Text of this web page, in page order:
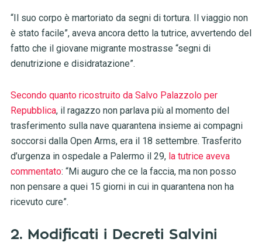
“Il suo corpo è martoriato da segni di tortura. Il viaggio non
è stato facile”, aveva ancora detto la tutrice, avvertendo del
fatto che il giovane migrante mostrasse “segni di
denutrizione e disidratazione”.
Secondo quanto ricostruito da Salvo Palazzolo per
Repubblica, il ragazzo non parlava più al momento del
trasferimento sulla nave quarantena insieme ai compagni
soccorsi dalla Open Arms, era il 18 settembre. Trasferito
d’urgenza in ospedale a Palermo il 29, la tutrice aveva
commentato: “Mi auguro che ce la faccia, ma non posso
non pensare a quei 15 giorni in cui in quarantena non ha
ricevuto cure”.
2. Modificati i Decreti Salvini